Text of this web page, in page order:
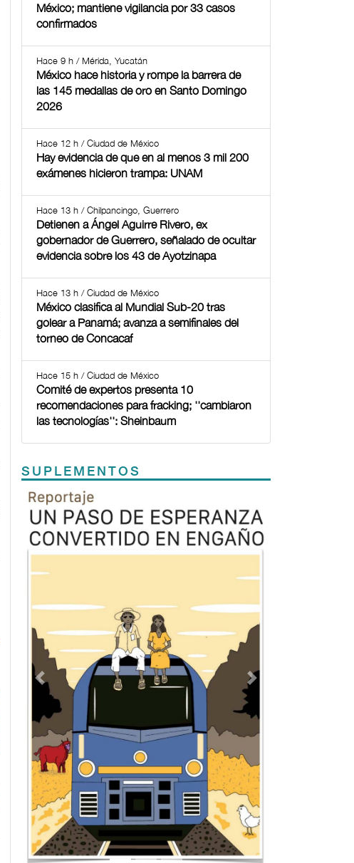
México; mantiene vigilancia por 33 casos
confirmados
Hace 9 h / Mérida, Yucatán
México hace historia y rompe la barrera de
las 145 medallas de oro en Santo Domingo
2026
Hace 12 h / Ciudad de México
Hay evidencia de que en al menos 3 mil 200
exámenes hicieron trampa: UNAM
Hace 13 h / Chilpancingo, Guerrero
Detienen a Ángel Aguirre Rivero, ex
gobernador de Guerrero, señalado de ocultar
evidencia sobre los 43 de Ayotzinapa
Hace 13 h / Ciudad de México
México clasifica al Mundial Sub-20 tras
golear a Panamá; avanza a semifinales del
torneo de Concacaf
Hace 15 h / Ciudad de México
Comité de expertos presenta 10
recomendaciones para fracking; ''cambiaron
las tecnologías'': Sheinbaum
SUPLEMENTOS
Previous Next